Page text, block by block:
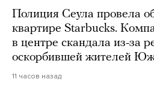
Полиция Сеула провела
квартире Starbucks.
в центре скандала из-за
оскорбившей жителей
11 часов назад